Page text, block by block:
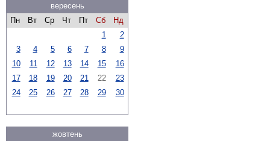
вересень
Пн
Вт Ср Чт Пт Сб
Нд
1
2
3
4 5 6 7 8
9
10
11 12 13 14 15
16
17
18 19 20 21 22
23
24
25 26 27 28 29 30
жовтень